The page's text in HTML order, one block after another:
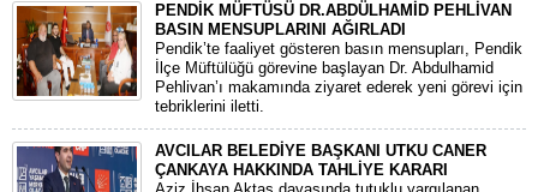
PENDİK MÜFTÜSÜ DR.ABDÜLHAMİD PEHLİVAN
BASIN MENSUPLARINI AĞIRLADI
​Pendik’te faaliyet gösteren basın mensupları, Pendik
İlçe Müftülüğü görevine başlayan Dr. Abdulhamid
Pehlivan’ı makamında ziyaret ederek yeni görevi için
tebriklerini iletti.
AVCILAR BELEDİYE BAŞKANI UTKU CANER
ÇANKAYA HAKKINDA TAHLİYE KARARI